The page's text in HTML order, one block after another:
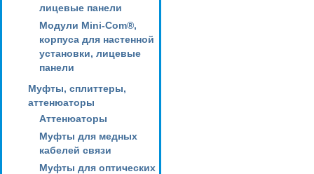
лицевые панели
Модули Mini-Com®,
корпуса для настенной
установки, лицевые
панели
Муфты, сплиттеры,
аттенюаторы
Аттенюаторы
Муфты для медных
кабелей связи
Муфты для оптических